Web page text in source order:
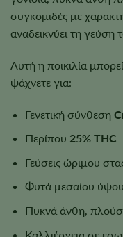
συγκομιδές με
αναδεικνύει τη γεύση
Αυτή η ποικιλία
ψάχνετε για:
Γενετική σύνθεση
Περίπου 25% THC
Γεύσεις ώριμου
Φυτά μεσαίου
Πυκνά άνθη,
Καλλιέργεια σε